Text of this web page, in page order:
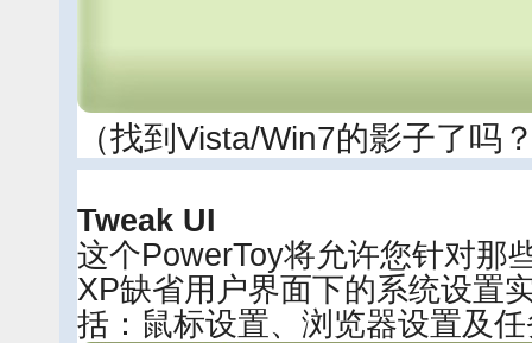
（找到Vista/Win7的影子了吗
Tweak UI
这个PowerToy将允许您针对那
XP缺省用户界面下的系统设置
括：鼠标设置、浏览器设置及